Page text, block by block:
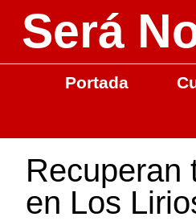
Será
Portada
Recuperan
en Los